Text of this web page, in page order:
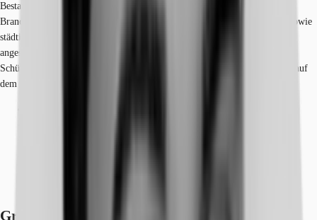
Bestandsbauten haben zahlreiche innovative, kapitalkräftige Firmen aller
Branchen hierhergezogen. In der Einkaufsstadt Essen sind viele Banken sowie
städtische Einrichtung wie das Rathaus und das zentrale Bürgerbüro
angesiedelt. Zu den markantesten Gebäuden zählen die Hochhäuser an der
Schützenbahn und Hollestraße sowie die Neubauten in der Grünen Mitte, auf
dem Gelände des ehemaligen Güterbahnhofs.
Grundrisse